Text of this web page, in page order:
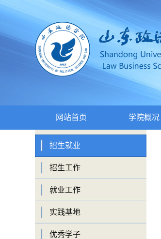
网站首页 学院概况
招生就业
招生工作
就业工作
实践基地
优秀学子